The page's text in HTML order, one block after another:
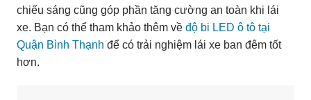
chiếu sáng cũng góp phần tăng cường an toàn khi lái
xe. Bạn có thể tham khảo thêm về độ bi LED ô tô tại
Quận Bình Thạnh để có trải nghiệm lái xe ban đêm tốt
hơn.